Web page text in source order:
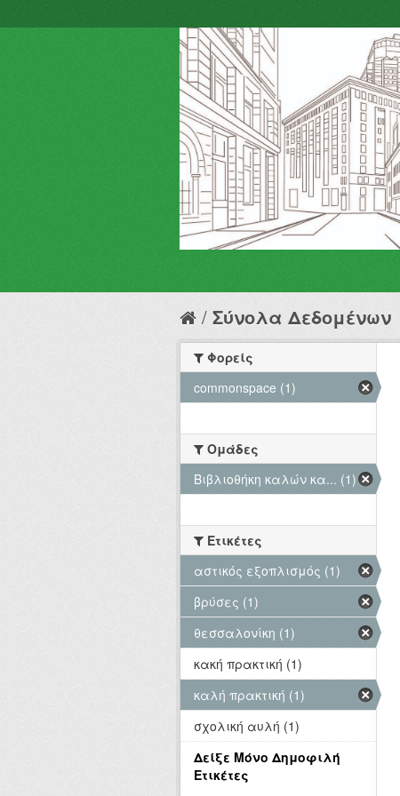
Σύνολα Δεδομένων
Φορείς
commonspace (1)
Ομάδες
Βιβλιοθήκη καλών κα... (1)
Ετικέτες
αστικός εξοπλισμός (1)
βρύσες (1)
θεσσαλονίκη (1)
κακή πρακτική (1)
καλή πρακτική (1)
σχολική αυλή (1)
Δείξε Μόνο Δημοφιλή
Ετικέτες